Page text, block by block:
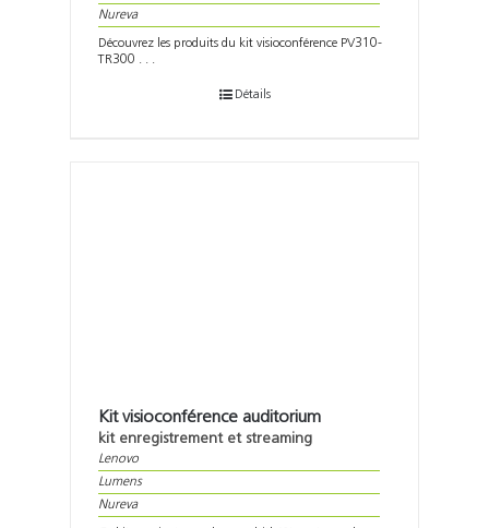
Nureva
Découvrez les produits du kit visioconférence PV310-
TR300 . . .
Détails
Kit visioconférence auditorium
kit enregistrement et streaming
Lenovo
Lumens
Nureva